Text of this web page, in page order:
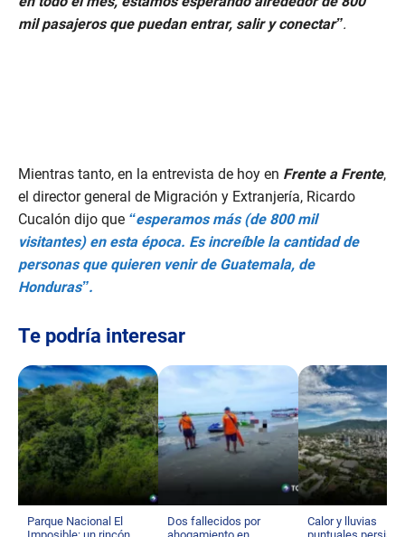
mil pasajeros que puedan entrar, salir y conectar”.
Mientras tanto, en la entrevista de hoy en Frente a Frente,
el director general de Migración y Extranjería, Ricardo
Cucalón dijo que “esperamos más (de 800 mil
visitantes) en esta época. Es increíble la cantidad de
personas que quieren venir de Guatemala, de
Honduras”.
Te podría interesar
Parque Nacional El
Dos fallecidos por
Calor y lluvias